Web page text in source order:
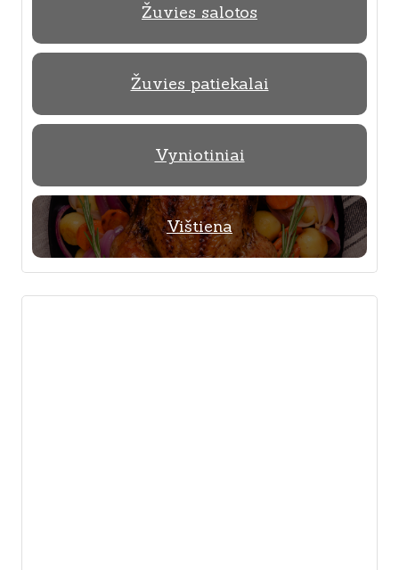
Žuvies salotos
Žuvies patiekalai
Vyniotiniai
Vištiena